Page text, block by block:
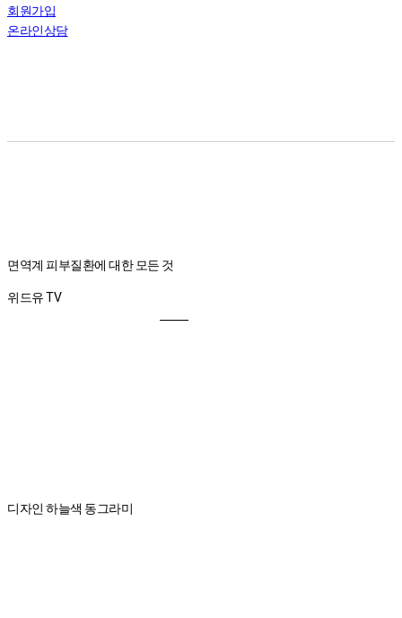
회원가입
온라인상담
면역계 피부질환에 대한 모든 것
위드유 TV
디자인 하늘색 동그라미